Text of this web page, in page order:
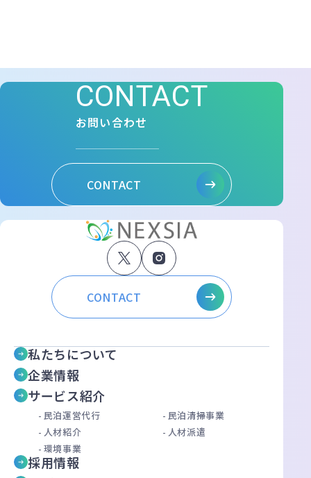
CONTACT
お問い合わせ
CONTACT
CONTACT
私たちについて
企業情報
サービス紹介
民泊運営代行
民泊清掃事業
人材紹介
人材派遣
環境事業
採用情報